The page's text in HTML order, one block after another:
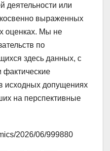
деятельности или
выраженных
оценках. Мы не
по
здесь данных, с
фактические
исходных допущениях
на перспективные
2026/06/999880